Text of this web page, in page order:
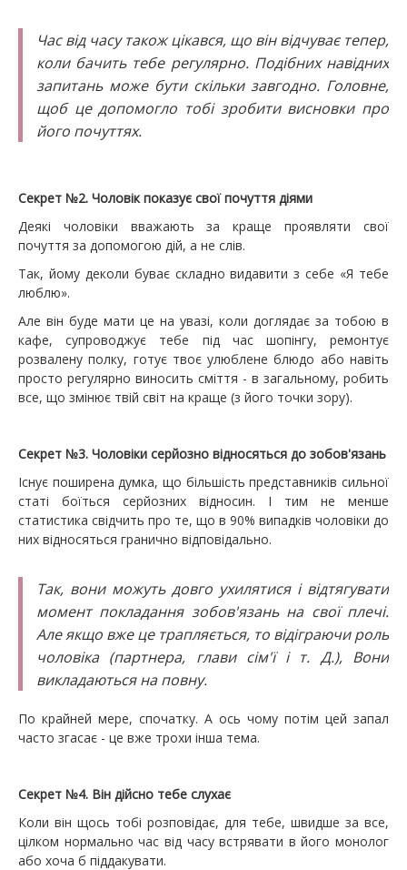
Час від часу також цікався, що він відчуває тепер,
коли бачить тебе регулярно. Подібних навідних
запитань може бути скільки завгодно. Головне,
щоб це допомогло тобі зробити висновки про
його почуттях.
Секрет №2. Чоловік показує свої почуття діями
Деякі чоловіки вважають за краще проявляти свої
почуття за допомогою дій, а не слів.
Так, йому деколи буває складно видавити з себе «Я тебе
люблю».
Але він буде мати це на увазі, коли доглядає за тобою в
кафе, супроводжує тебе під час шопінгу, ремонтує
розвалену полку, готує твоє улюблене блюдо або навіть
просто регулярно виносить сміття - в загальному, робить
все, що змінює твій світ на краще (з його точки зору).
Секрет №3. Чоловіки серйозно відносяться до зобов'язань
Існує поширена думка, що більшість представників сильної
статі боїться серйозних відносин. І тим не менше
статистика свідчить про те, що в 90% випадків чоловіки до
них відносяться гранично відповідально.
Так, вони можуть довго ухилятися і відтягувати
момент покладання зобов'язань на свої плечі.
Але якщо вже це трапляється, то відіграючи роль
чоловіка (партнера, глави сім'ї і т. Д.), Вони
викладаються на повну.
По крайней мере, спочатку. А ось чому потім цей запал
часто згасає - це вже трохи інша тема.
Секрет №4. Він дійсно тебе слухає
Коли він щось тобі розповідає, для тебе, швидше за все,
цілком нормально час від часу встрявати в його монолог
або хоча б піддакувати.